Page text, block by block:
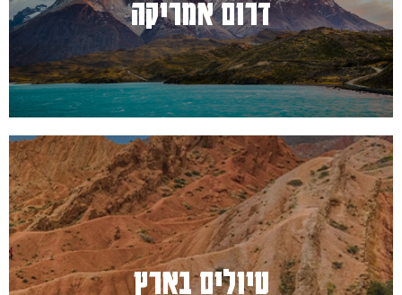
דרום אמריקה
טיולים בארץ
למעבר לחץ כאן